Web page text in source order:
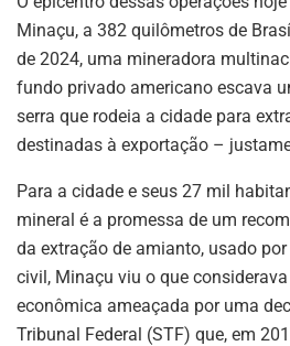
Minaçu, a 382 quilômetros de
de 2024, uma mineradora
fundo privado americano escava
serra que rodeia a cidade para
destinadas à exportação –
Para a cidade e seus 27 mil
mineral é a promessa de um
da extração de amianto, usado
civil, Minaçu viu o que
econômica ameaçada por uma
Tribunal Federal (STF) que, em